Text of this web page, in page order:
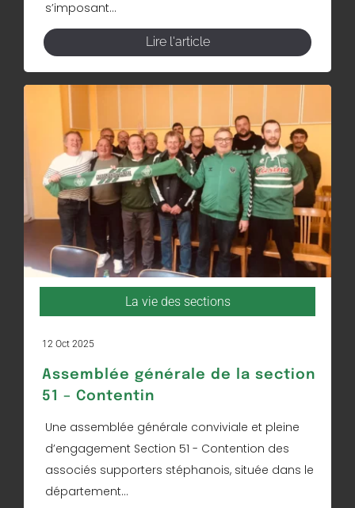
s’imposant...
Lire l'article
La vie des sections
12 Oct 2025
Assemblée générale de la section
51 – Contentin
Une assemblée générale conviviale et pleine
d’engagement Section 51 - Contention des
associés supporters stéphanois, située dans le
département...